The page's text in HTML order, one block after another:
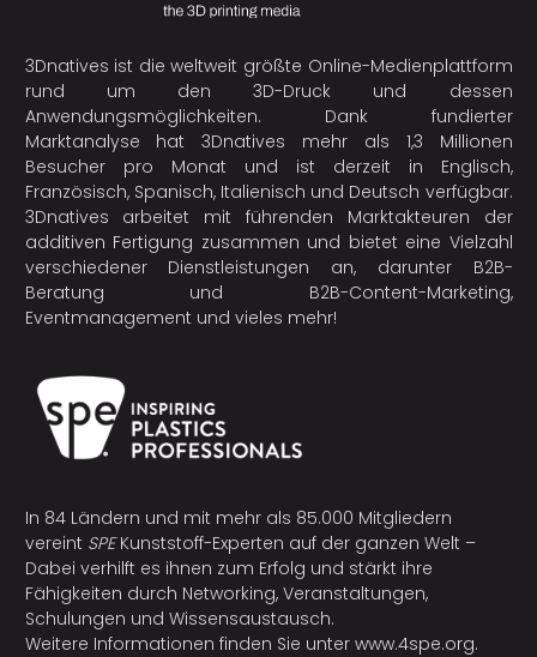
3Dnatives ist die weltweit größte Online-Medienplattform
rund um den 3D-Druck und dessen
Anwendungsmöglichkeiten. Dank fundierter
Marktanalyse hat 3Dnatives mehr als 1,3 Millionen
Besucher pro Monat und ist derzeit in Englisch,
Französisch, Spanisch, Italienisch und Deutsch verfügbar.
3Dnatives arbeitet mit führenden Marktakteuren der
additiven Fertigung zusammen und bietet eine Vielzahl
verschiedener Dienstleistungen an, darunter B2B-
Beratung und B2B-Content-Marketing,
Eventmanagement und vieles mehr!
In 84 Ländern und mit mehr als 85.000 Mitgliedern
vereint SPEKunststoff-Experten auf der ganzen Welt –
Dabei verhilft es ihnen zum Erfolg und stärkt ihre
Fähigkeiten durch Networking, Veranstaltungen,
Schulungen und Wissensaustausch.
Weitere Informationen finden Sie unter www.4spe.org.